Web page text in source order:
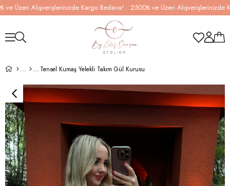
Alışverişlerinizde Kargo Bedava! 2500₺ ve Üzeri Alışverişlerinizde
Tensel Kumaş Yelekli Takım Gül Kurusu